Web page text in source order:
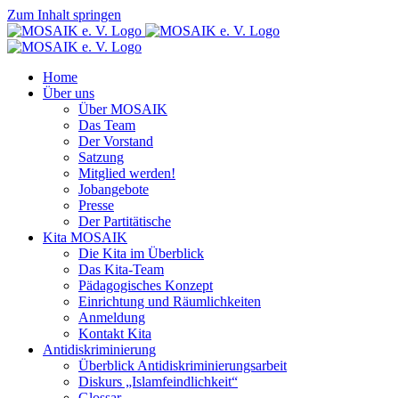
Zum Inhalt springen
Home
Über uns
Über MOSAIK
Das Team
Der Vorstand
Satzung
Mitglied werden!
Jobangebote
Presse
Der Partitätische
Kita MOSAIK
Die Kita im Überblick
Das Kita-Team
Pädagogisches Konzept
Einrichtung und Räumlichkeiten
Anmeldung
Kontakt Kita
Antidiskriminierung
Überblick Antidiskriminierungsarbeit
Diskurs „Islamfeindlichkeit“